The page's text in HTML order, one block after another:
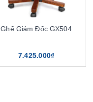
Ghế Giám Đốc GX504
7.425.000₫